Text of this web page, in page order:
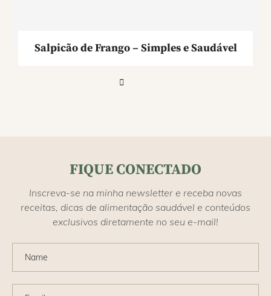
Salpicão de Frango – Simples e Saudável
FIQUE CONECTADO
Inscreva-se na minha newsletter e receba novas
receitas, dicas de alimentação saudável e conteúdos
exclusivos diretamente no seu e-mail!